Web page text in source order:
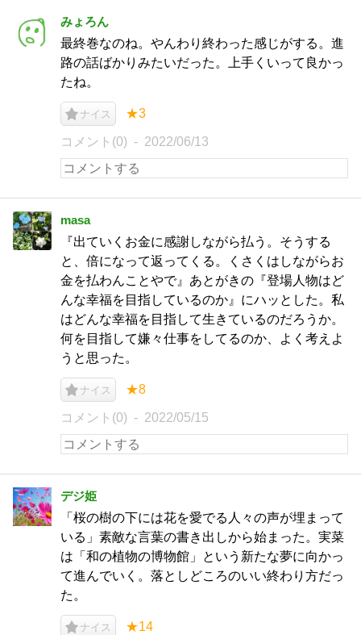
みょろん
最終巻なのね。やんわり終わった感じがする。進
路の話ばかりみたいだった。上手くいって良かっ
たね。
ナイス ★3
コメント(0) 2022/06/13
masa
『出ていくお金に感謝しながら払う。そうする
と、倍になって返ってくる。くさくはしながらお
金を払わんことやで』あとがきの『登場人物はど
んな幸福を目指しているのか』にハッとした。私
はどんな幸福を目指して生きているのだろうか。
何を目指して嫌々仕事をしてるのか、よく考えよ
うと思った。
ナイス ★8
コメント(0) 2022/05/15
デジ姫
「桜の樹の下には花を愛でる人々の声が埋まって
いる」素敵な言葉の書き出しから始まった。実菜
は「和の植物の博物館」という新たな夢に向かっ
て進んでいく。落としどころのいい終わり方だっ
た。
ナイス ★14